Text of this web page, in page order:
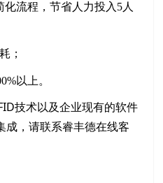
流程，节省人力投入5人
；
以上。
技术以及企业现有的软件
成，请联系睿丰德在线客